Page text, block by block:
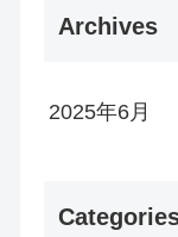
Archives
2025年6月